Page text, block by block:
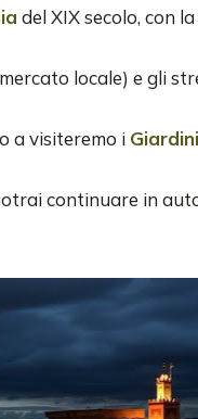
del XIX secolo, con
locale) e gli
a visiteremo i
continuare in